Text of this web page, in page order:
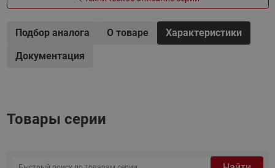
Подбор аналога О товаре
Характеристики
Документация
Товары серии